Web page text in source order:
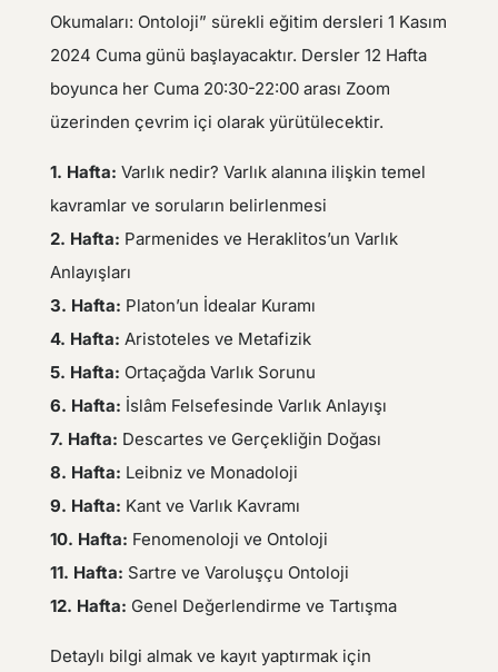
Okumaları: Ontoloji” sürekli eğitim dersleri 1 Kasım
2024 Cuma günü başlayacaktır. Dersler 12 Hafta
boyunca her Cuma 20:30-22:00 arası Zoom
üzerinden çevrim içi olarak yürütülecektir.
1. Hafta: Varlık nedir? Varlık alanına ilişkin temel
kavramlar ve soruların belirlenmesi
2. Hafta: Parmenides ve Heraklitos’un Varlık
Anlayışları
3. Hafta: Platon’un İdealar Kuramı
4. Hafta: Aristoteles ve Metafizik
5. Hafta: Ortaçağda Varlık Sorunu
6. Hafta: İslâm Felsefesinde Varlık Anlayışı
7. Hafta: Descartes ve Gerçekliğin Doğası
8. Hafta: Leibniz ve Monadoloji
9. Hafta: Kant ve Varlık Kavramı
10. Hafta: Fenomenoloji ve Ontoloji
11. Hafta: Sartre ve Varoluşçu Ontoloji
12. Hafta: Genel Değerlendirme ve Tartışma
Detaylı bilgi almak ve kayıt yaptırmak için